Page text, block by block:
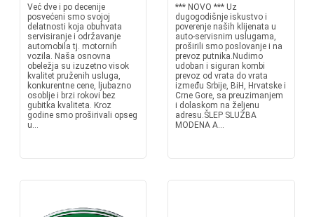
Već dve i po decenije
posvećeni smo svojoj
delatnosti koja obuhvata
servisiranje i održavanje
automobila tj. motornih
vozila. Naša osnovna
obeležja su izuzetno visok
kvalitet pruženih usluga,
konkurentne cene, ljubazno
osoblje i brzi rokovi bez
gubitka kvaliteta. Kroz
godine smo proširivali opseg
u...
*** NOVO *** Uz
dugogodišnje iskustvo i
poverenje naših klijenata u
auto-servisnim uslugama,
proširili smo poslovanje i na
prevoz putnika.Nudimo
udoban i siguran kombi
prevoz od vrata do vrata
između Srbije, BiH, Hrvatske i
Crne Gore, sa preuzimanjem
i dolaskom na željenu
adresu.ŠLEP SLUŽBA
MODENA A...